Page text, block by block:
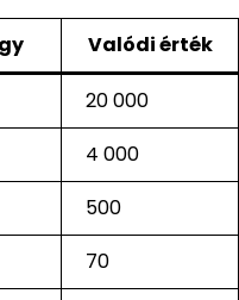
Valódi érték
20 000
4 000
500
70